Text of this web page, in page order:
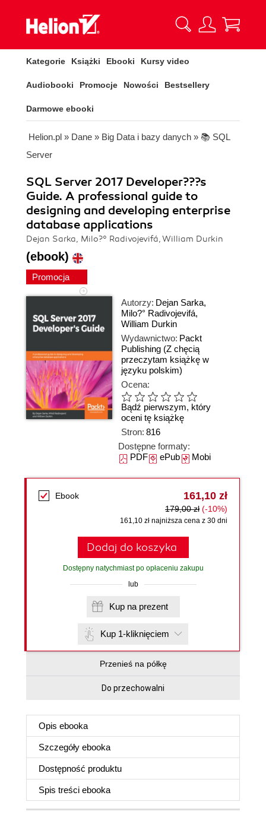
Kategorie Książki Ebooki Kursy video
Audiobooki Promocje Nowości Bestsellery
Darmowe ebooki
Helion.pl » Dane » Big Data i bazy danych » 📚 SQL
Server
SQL Server 2017 Developer???s
Guide. A professional guide to
designing and developing enterprise
database applications
Dejan Sarka, Milo?° Radivojevifá, William Durkin
(ebook)
Promocja
Autorzy: Dejan Sarka,
Milo?° Radivojevifá,
William Durkin
Wydawnictwo: Packt
Publishing (Z chęcią
przeczytam książkę w
języku polskim)
Ocena:
Bądź pierwszym, który
oceni tę książkę
Stron: 816
Dostępne formaty:
PDFePubMobi
Ebook 161,10 zł
179,00 zł (-10%)
161,10 zł najniższa cena z 30 dni
Dodaj do koszyka
Dostępny natychmiast po opłaceniu zakupu
lub
Kup na prezent
Kup 1-kliknięciem
Przenieś na półkę
Do przechowalni
Opis ebooka
Szczegóły ebooka
Dostępność produktu
Spis treści ebooka